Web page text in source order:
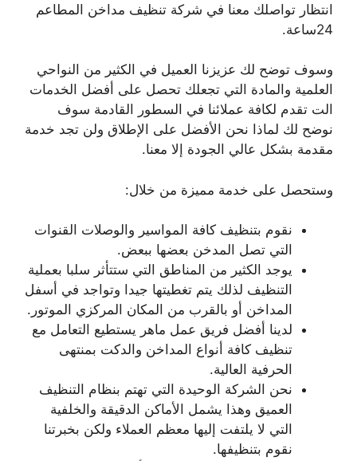
انتظار تواصلك معنا في شركة تنظيف مداخن المطاعم
24ساعة.
وسوف توضح لك عزيزنا العميل في الكثير من النواحي
العلمية والمادة التي تجعلك تحصل على أفضل الخدمات
الت تقدم لكافة عملائنا في السطور القادمة سوف
نوضح لك لماذا نحن الأفضل على الإطلاق ولن تجد خدمة
مقدمة بشكل عالي الجودة إلا معنا.
وستحصل على خدمة مميزة من خلال:
نقوم بتنظيف كافة المواسير والوصلات القنوات
التي تصل المدخن بعضها ببعض.
يوجد الكثير من المناطق التي ستتأثر سلبا بعملية
التنظيف لذلك يتم تغطيتها جيدا وتواجد في أسفل
المداخن أو بالقرب من المكان المركزي الموتور.
لدينا أفضل فريق عمل ماهر يستطيع التعامل مع
تنظيف كافة أنواع المداخن والدكت بمنتهى
الحرفية العالية.
نحن الشركة الوحيدة التي تهتم بنظام التنظيف
العميق وهذا يشمل الأماكن الدقيقة والخلفية
التي لا يلتفت إليها معظم العملاء ولكن بخبرتنا
نقوم بتنظيفها.